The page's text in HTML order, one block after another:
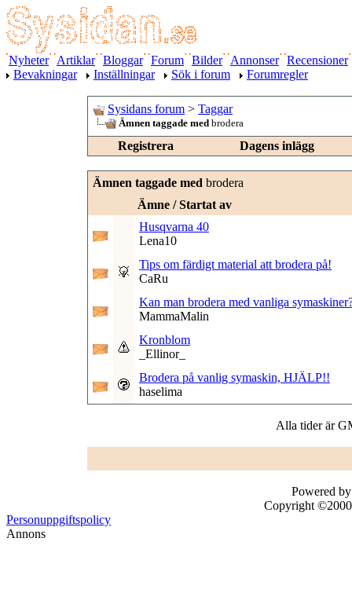
Nyheter Artiklar Bloggar Forum Bilder Annonser Recensioner
Bevakningar
Inställningar Sök i forum Forumregler
Sysidans forum > Taggar
Ämnen taggade med brodera
Registrera Dagens inlägg
Ämnen taggade med brodera
Ämne / Startat av
Husqvarna 40
Lena10
Tips om färdigt material att brodera på!
CaRu
Kan man brodera med vanliga
MammaMalin
Kronblom
_Ellinor_
Brodera på vanlig symaskin, HJÄLP!!
haselima
Alla tider är
Powered
Copyright ©2000
Personuppgiftspolicy
Annons